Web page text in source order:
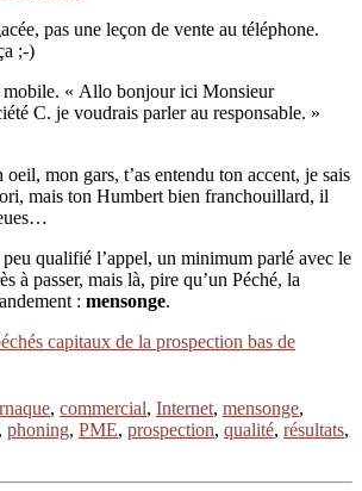
pas une leçon de vente au téléphone.
;-)
« Allo bonjour ici Monsieur
C. je voudrais parler au responsable. »
mon gars, t’as entendu ton accent, je sais
mais ton Humbert bien franchouillard, il
qualifié l’appel, un minimum parlé avec le
à passer, mais là, pire qu’un Péché, la
: mensonge.
capitaux de la prospection bas de
, commercial, Internet, mensonge,
, phoning, PME, prospection, qualité, résultats,